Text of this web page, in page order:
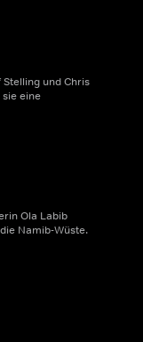
und Chris
eine
Ola Labib
Namib-Wüste.